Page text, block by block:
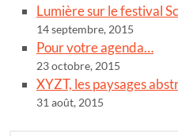
Lumière sur le festival
14 septembre, 2015
Pour votre agenda…
23 octobre, 2015
XYZT, les paysages
31 août, 2015